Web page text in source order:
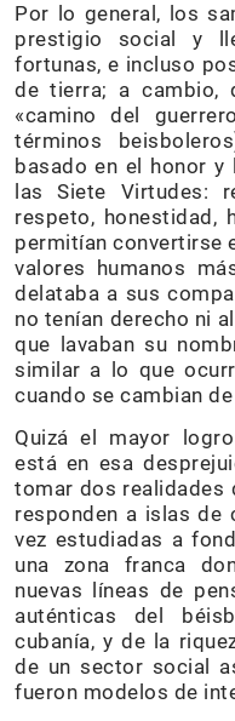
Por lo general, los
prestigio social y
fortunas, e incluso
de tierra; a cambio,
«camino del
términos
basado en el honor
las Siete Virtudes:
respeto, honestidad,
permitían convertirse
valores humanos
delataba a sus
no tenían derecho ni
que lavaban su
similar a lo que
cuando se cambian
Quizá el mayor
está en esa
tomar dos realidades
responden a islas de
vez estudiadas a
una zona franca
nuevas líneas de
auténticas del
cubanía, y de la
de un sector social
fueron modelos de